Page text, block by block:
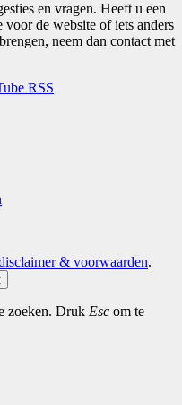
en vragen. Heeft u een
voor de website of iets anders
neem dan contact met
RSS
& voorwaarden.
zoeken. Druk Esc om te